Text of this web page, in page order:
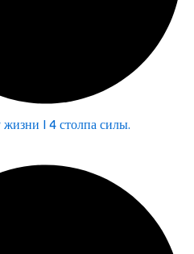
| 4 столпа силы.